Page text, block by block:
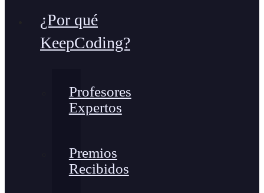
¿Por qué
KeepCoding?
Profesores
Expertos
Premios
Recibidos